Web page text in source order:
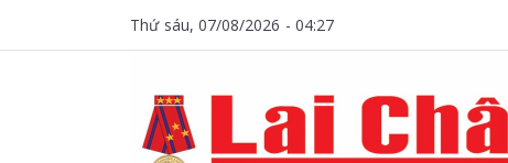
Thứ sáu, 07/08/2026 - 04:27